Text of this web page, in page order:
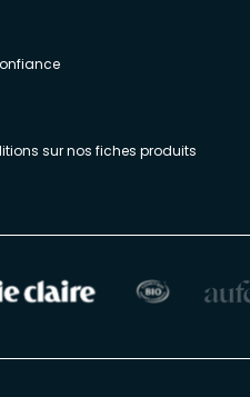
sur nos fiches produits